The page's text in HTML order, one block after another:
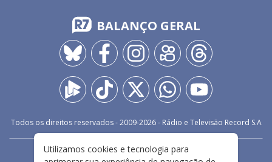
BALANÇO GERAL
Todos os direitos reservados - 2009-2026- Rádio e Televisão Record S.A
FALE CONOSCO PRIVACIDADE
Utilizamos cookies e tecnologia para